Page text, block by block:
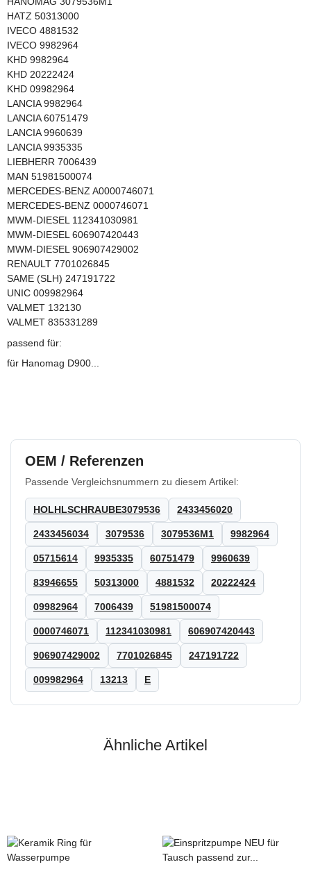
HATZ 50313000
IVECO 4881532
IVECO 9982964
KHD 9982964
KHD 20222424
KHD 09982964
LANCIA 9982964
LANCIA 60751479
LANCIA 9960639
LANCIA 9935335
LIEBHERR 7006439
MAN 51981500074
MERCEDES-BENZ A0000746071
MERCEDES-BENZ 0000746071
MWM-DIESEL 112341030981
MWM-DIESEL 606907420443
MWM-DIESEL 906907429002
RENAULT 7701026845
SAME (SLH) 247191722
UNIC 009982964
VALMET 132130
VALMET 835331289
passend für:
für Hanomag D900...
OEM / Referenzen
Passende Vergleichsnummern zu diesem Artikel:
HOLHLSCHRAUBE3079536 2433456020
2433456034 3079536 3079536M1 9982964
05715614 9935335 60751479 9960639
83946655 50313000 4881532 20222424
09982964 7006439 51981500074
0000746071 112341030981 606907420443
906907429002 7701026845 247191722
009982964 13213 E
Ähnliche Artikel